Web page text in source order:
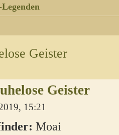
Geister
Geister
15:21
Moai